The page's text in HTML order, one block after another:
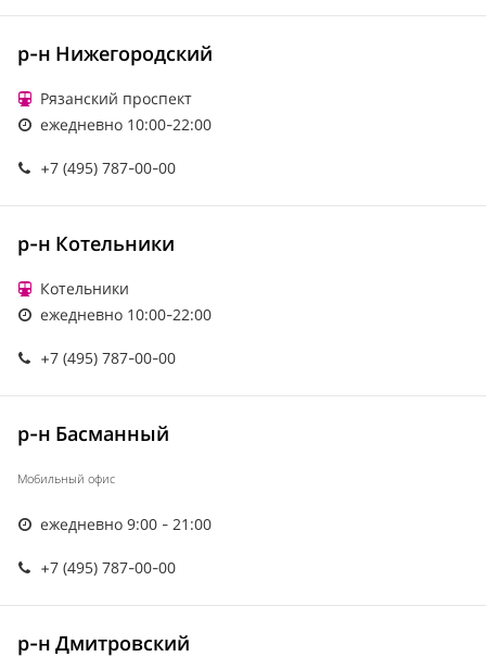
р-н Нижегородский
Рязанский проспект
ежедневно 10:00-22:00
+7 (495) 787-00-00
р-н Котельники
Котельники
ежедневно 10:00-22:00
+7 (495) 787-00-00
р-н Басманный
Мобильный офис
ежедневно 9:00 - 21:00
+7 (495) 787-00-00
р-н Дмитровский